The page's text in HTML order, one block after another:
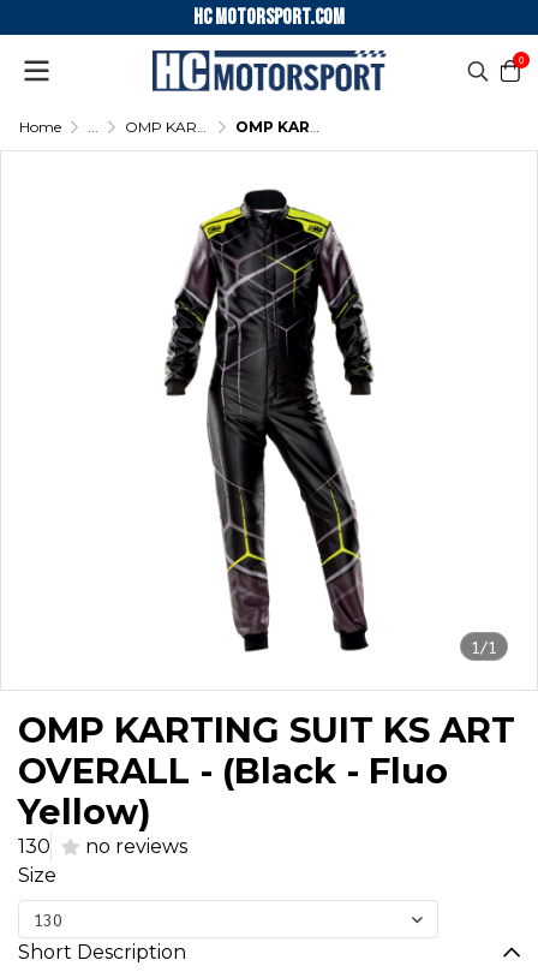
HC motorsport.COM
0
Home ... OMP KARTING SUIT KS ART OVERALL OMP KARTING SUIT KS ART OVERALL - (Black - Fluo Yellow)
1/1
OMP KARTING SUIT KS ART
OVERALL - (Black - Fluo
Yellow)
130
no reviews
Size
130
Short Description